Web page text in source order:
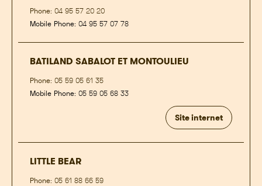
Phone: 04 95 57 20 20
Mobile Phone: 04 95 57 07 78
BATILAND SABALOT ET MONTOULIEU
Phone: 05 59 05 61 35
Mobile Phone: 05 59 05 68 33
Site internet
LITTLE BEAR
Phone: 05 61 88 66 59